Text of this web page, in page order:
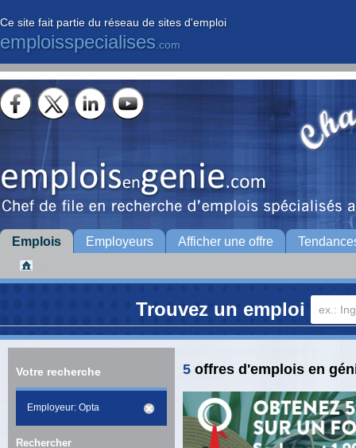
Ce site fait partie du réseau de sites d'emploi
emploisspecialises .com
Emplois Employeurs Afficher une offre
Trouvez un emploi
Votre recherche
Employeur: Opta
Rechercher
5 offres d'emplois en